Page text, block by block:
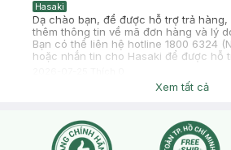
Hasaki
Dạ chào bạn, để được hỗ trợ trả
thêm thông tin về mã đơn hàng và lý
Bạn có thể liên hệ hotline 1800 6324
hoặc nhắn tin cho Hasaki để được hỗ
Xem tất cả